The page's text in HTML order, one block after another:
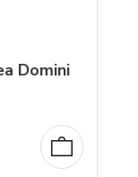
Domini